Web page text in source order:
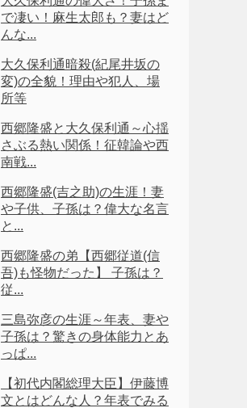
で凄い！麻生太郎も？妻はど
んな...
大久保利通暗殺(紀尾井坂の
変)の全貌！理由や犯人、場
所等
西郷隆盛と大久保利通～心揺
さぶる熱い関係！征韓論や西
南戦...
西郷隆盛(吉之助)の生涯！妻
や子供、子孫は？偉大な名言
と...
西郷隆盛の弟【西郷従道(信
吾)も怪物だった】 子孫は？
従...
三島弥彦の生涯～年表、妻や
子孫は？驚きの身体能力とあ
っぱ...
【初代内閣総理大臣】伊藤博
文とはどんな人？年表でみる